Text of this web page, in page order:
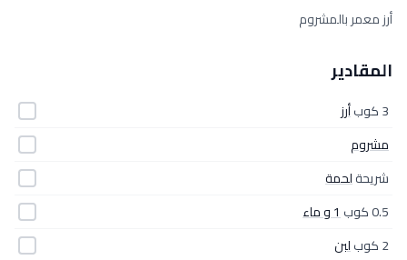
أرز معمر بالمشروم
المقادير
3 كوب
أرز
مشروم
شريحةلحمة
0.5 كوب
1 و ماء
2 كوب
لبن